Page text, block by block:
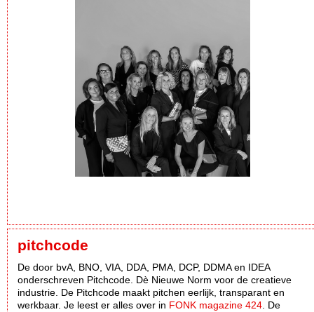
pitchcode
De door bvA, BNO, VIA, DDA, PMA, DCP, DDMA en IDEA
onderschreven Pitchcode. Dè Nieuwe Norm voor de creatieve
industrie. De Pitchcode maakt pitchen eerlijk, transparant en
werkbaar. Je leest er alles over in FONK magazine 424 . De